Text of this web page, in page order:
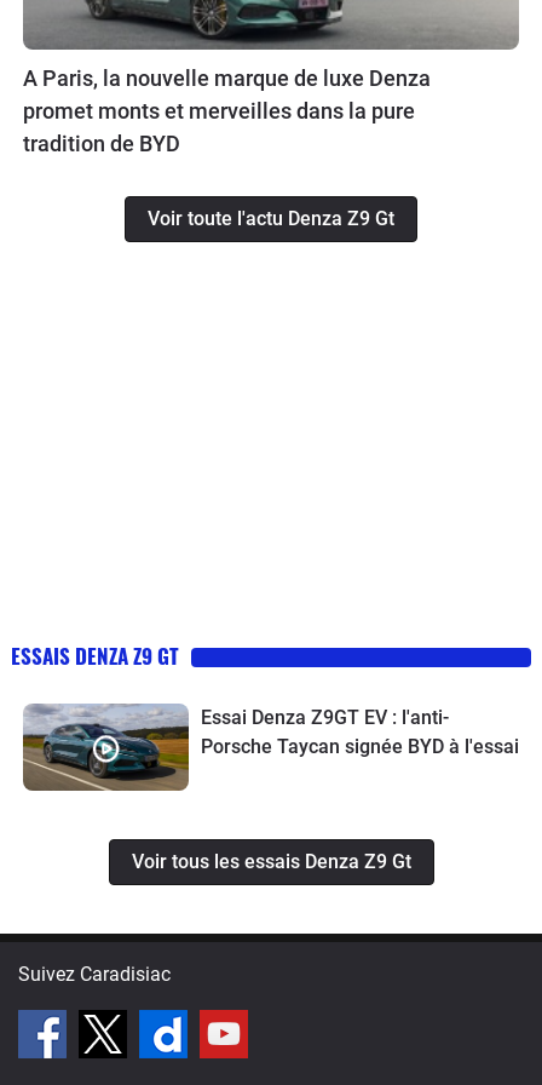
A Paris, la nouvelle marque de luxe Denza
promet monts et merveilles dans la pure
tradition de BYD
Voir toute l'actu Denza Z9 Gt
ESSAIS DENZA Z9 GT
Essai Denza Z9GT EV : l'anti-
Porsche Taycan signée BYD à l'essai
Voir tous les essais Denza Z9 Gt
Suivez Caradisiac